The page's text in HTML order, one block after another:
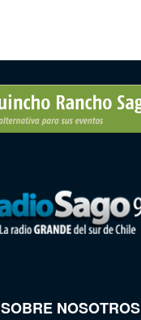
SOBRE NOSOTROS